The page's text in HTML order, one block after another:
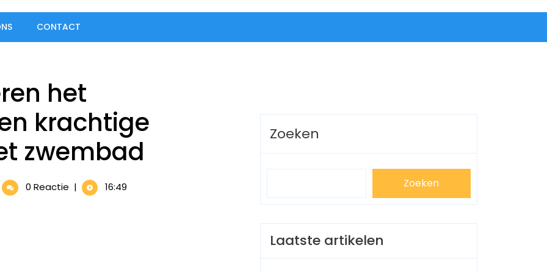
CONTACT
het
krachtige
zwembad
0 Reactie | 16:49
Zoeken
Zoeken
Laatste artikelen